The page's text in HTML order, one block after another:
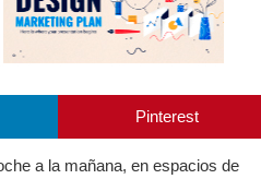
Pinterest
a la mañana, en espacios de